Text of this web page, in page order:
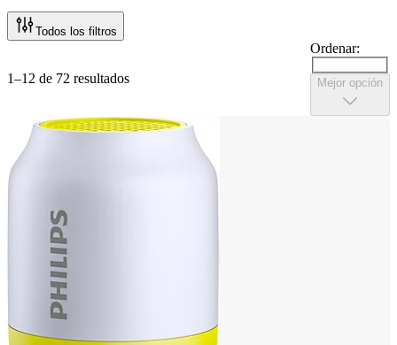
Todos los filtros
1–12 de 72 resultados
Ordenar:
Mejor opción